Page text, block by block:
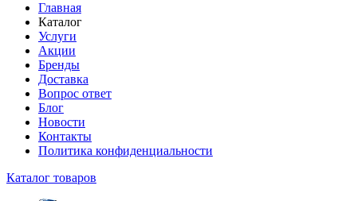
Главная
Каталог
Услуги
Акции
Бренды
Доставка
Вопрос ответ
Блог
Новости
Контакты
Политика конфиденциальности
Каталог товаров